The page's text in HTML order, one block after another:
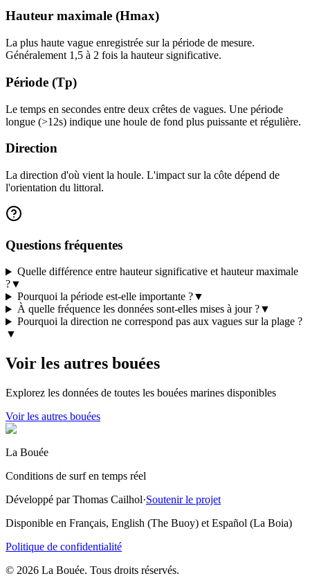
Hauteur maximale (Hmax)
La plus haute vague enregistrée sur la période de mesure.
Généralement 1,5 à 2 fois la hauteur significative.
Période (Tp)
Le temps en secondes entre deux crêtes de vagues. Une période
longue (>12s) indique une houle de fond plus puissante et régulière.
Direction
La direction d'où vient la houle. L'impact sur la côte dépend de
l'orientation du littoral.
Questions fréquentes
Quelle différence entre hauteur significative et hauteur maximale
?▼
Pourquoi la période est-elle importante ?▼
À quelle fréquence les données sont-elles mises à jour ?▼
Pourquoi la direction ne correspond pas aux vagues sur la plage ?
▼
Voir les autres bouées
Explorez les données de toutes les bouées marines disponibles
Voir les autres bouées
La Bouée
Conditions de surf en temps réel
Développé par Thomas Cailhol·Soutenir le projet
Disponible en Français, English (The Buoy) et Español (La Boia)
Politique de confidentialité
© 2026 La Bouée. Tous droits réservés.